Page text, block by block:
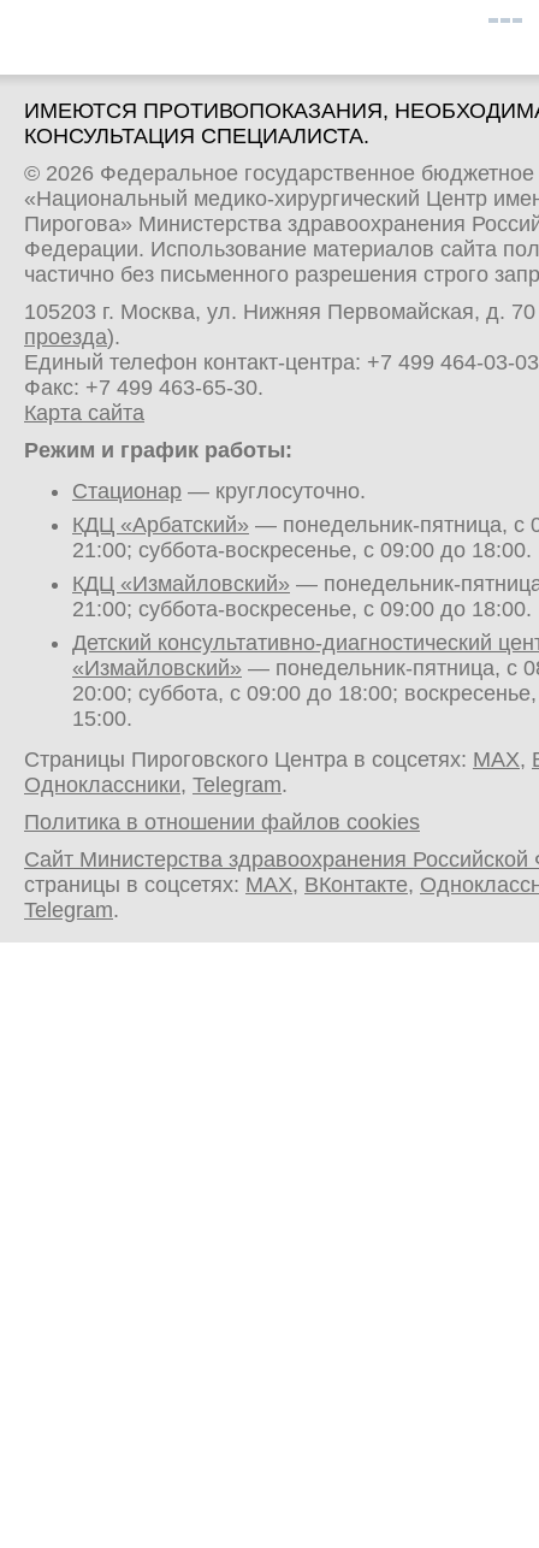
ИМЕЮТСЯ ПРОТИВОПОКАЗАНИЯ,
КОНСУЛЬТАЦИЯ СПЕЦИАЛИСТА.
© 2026 Федеральное государственное
«Национальный медико-хирургический Центр
Пирогова» Министерства здравоохранения
Федерации. Использование материалов сайта
частично без письменного разрешения строго
105203 г. Москва, ул. Нижняя Первомайская, д.
проезда).
Единый телефон контакт-центра: +7 499 464-03-03
Факс: +7 499 463-65-30.
Карта сайта
Режим и график работы:
Стационар — круглосуточно.
КДЦ «Арбатский» — понедельник-пятница, с
21:00; суббота-воскресенье, с 09:00 до 18:00.
КДЦ «Измайловский» — понедельник-
21:00; суббота-воскресенье, с 09:00 до 18:00.
Детский консультативно-диагностический
«Измайловский» — понедельник-пятница, с
20:00; суббота, с 09:00 до 18:00;
15:00.
Страницы Пироговского Центра в соцсетях: MAX,
Одноклассники, Telegram.
Политика в отношении файлов cookies
Сайт Министерства здравоохранения
страницы в соцсетях: MAX, ВКонтакте,
Telegram.